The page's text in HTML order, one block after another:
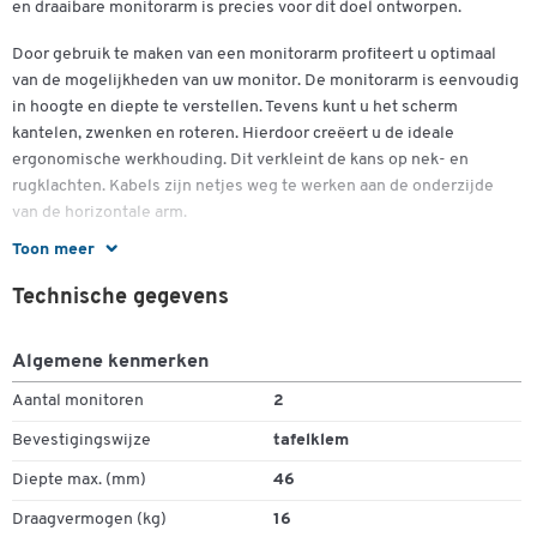
Toon meer
en draaibare monitorarm is precies voor dit doel ontworpen.
Door gebruik te maken van een monitorarm profiteert u optimaal
van de mogelijkheden van uw monitor. De monitorarm is eenvoudig
in hoogte en diepte te verstellen. Tevens kunt u het scherm
kantelen, zwenken en roteren. Hierdoor creëert u de ideale
ergonomische werkhouding. Dit verkleint de kans op nek- en
rugklachten. Kabels zijn netjes weg te werken aan de onderzijde
van de horizontale arm.
Ook de hoogte en diepte van de monitoren kunnen optimaal
worden ingesteld - waardoor hoofdpijn, nek- en rugpijn en rugpijn
worden voorkomen.
De monitorhouder is ontworpen voor gebruik met twee schermen
van 10 tot 32 inch groot. De twee armen dragen elk 8 kg per stuk.
aangesloten. Dankzij de verborgen kabelgeleiding blijft de
monitorarm NewStar FPMA-D550DBLACK zowel via de tafelklem
als met de vaste beugel voor tafelboringen monteren. Dit zorgt
Technische gegevens
Algemene kenmerken
Aantal monitoren 2
Bevestigingswijze tafelklem
Diepte max. (mm) 46
Draagvermogen (kg) 16